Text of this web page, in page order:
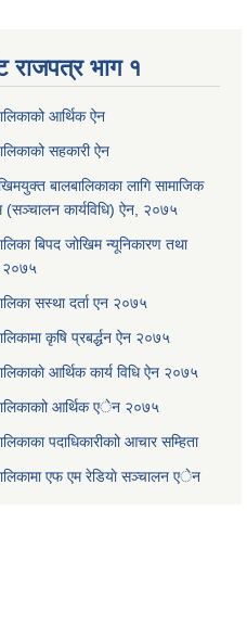
राजपत्र भाग १
आर्थिक ऐन
सहकारी ऐन
बालबालिकाका लागि सामाजिक
(सञ्चालन कार्यविधि) ऐन, २०७५
बिपद जोखिम न्यूनिकारण तथा
२०७५
सस्था दर्ता एन २०७५
कृषि प्रबर्द्धन ऐन २०७५
आर्थिक कार्य विधि ऐन २०७५
आर्थिक एेन २०७५
पदाधिकारीकाो आचार सम्हिता
एफ एम रेडियाे सञ्चालन एेन